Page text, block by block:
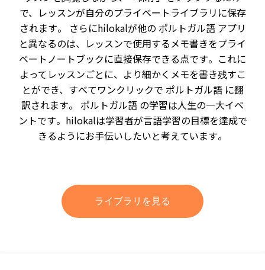
で、レッスンが自分のプライベートライブラリに保存
されます。 さらにhilokalが他の ポルトガル語 アプリ
と異なるのは、レッスンで使用するメモ書きをプライ
ベートノートブックに直接保存できる点です。これに
よってレッスンごとに、より細かくメモを書き残すこ
とができ、すべてワンクリックで ポルトガル語 に翻
訳されます。 ポルトガル語 の学習は人生の一大イベ
ントです。hilokalは学習者が言語学習の目標を達成で
きるようにお手伝いしたいと考えています。
ライブラリを見る